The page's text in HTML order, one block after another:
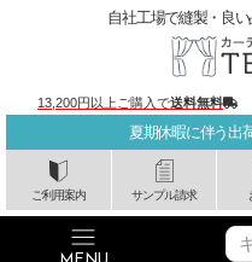
夏期休暇に伴う出
ご利用案内 サンプル請求
自社工場で縫製・良
13,200円以上ご購入で送料無料